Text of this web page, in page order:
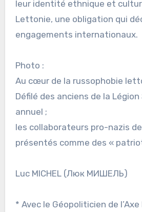
leur identité ethnique et
Lettonie, une obligation qui
engagements internationaux.
Photo :
Au cœur de la russophobie
Défilé des anciens de la
annuel ;
les collaborateurs pro-nazis
présentés comme des «
Luc MICHEL (Люк МИШЕЛЬ)
* Avec le Géopoliticien de